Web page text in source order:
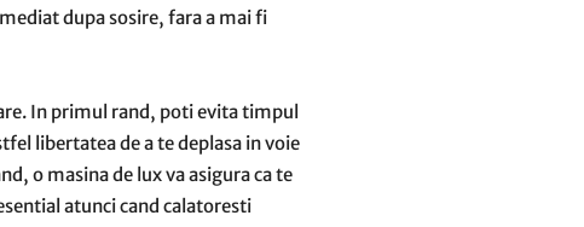
dupa sosire, fara a mai fi
In primul rand, poti evita timpul
libertatea de a te deplasa in voie
o masina de lux va asigura ca te
atunci cand calatoresti